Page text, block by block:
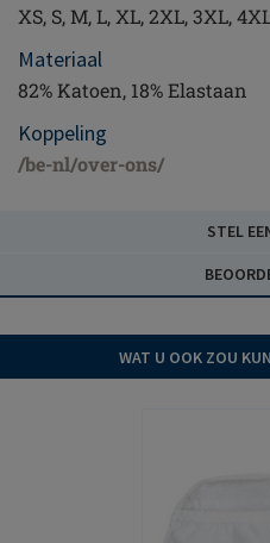
XS, S, M, L, XL, 2XL, 3XL,
Materiaal
82% Katoen, 18% Elastaan
Koppeling
/be-nl/over-ons/
STEL
WAT U OOK ZOU